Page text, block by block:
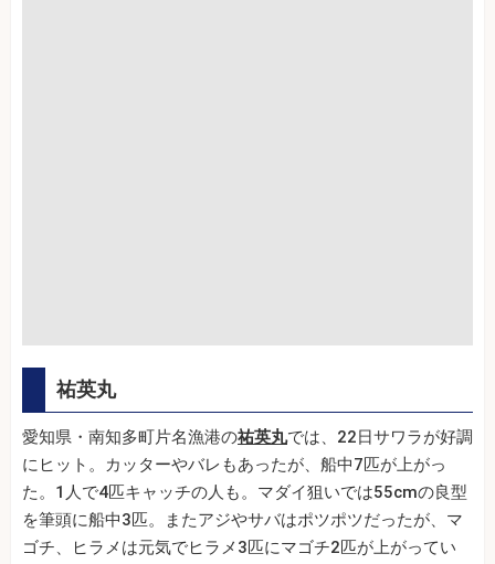
祐英丸
愛知県・南知多町片名漁港の祐英丸では、22日サワラが好調
にヒット。カッターやバレもあったが、船中7匹が上がっ
た。1人で4匹キャッチの人も。マダイ狙いでは55cmの良型
を筆頭に船中3匹。またアジやサバはポツポツだったが、マ
ゴチ、ヒラメは元気でヒラメ3匹にマゴチ2匹が上がってい